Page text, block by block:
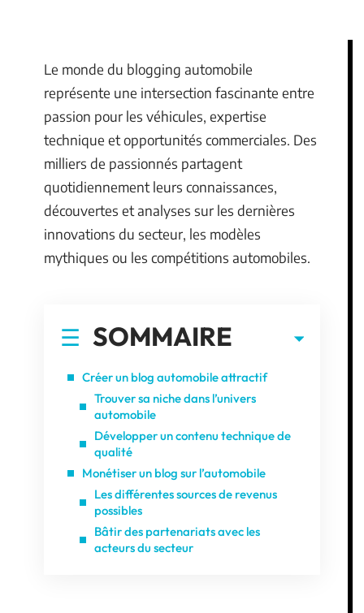
Le monde du blogging automobile
représente une intersection fascinante entre
passion pour les véhicules, expertise
technique et opportunités commerciales. Des
milliers de passionnés partagent
quotidiennement leurs connaissances,
découvertes et analyses sur les dernières
innovations du secteur, les modèles
mythiques ou les compétitions automobiles.
SOMMAIRE
Créer un blog automobile attractif
Trouver sa niche dans l’univers
automobile
Développer un contenu technique de
qualité
Monétiser un blog sur l’automobile
Les différentes sources de revenus
possibles
Bâtir des partenariats avec les
acteurs du secteur